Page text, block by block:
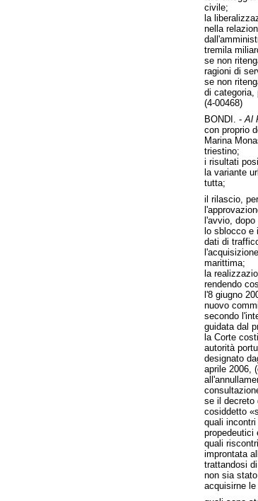
civile;
la
nella
tremila
se non
ragioni di
se non
di categoria,
(4-00468)
BONDI. - Al
con proprio
Marina
triestino;
i risultati
la variante
tutta;
il rilascio,
l'avvio, dopo
lo sblocco e
dati di
marittima;
la
rendendo
l'8 giugno
nuovo
secondo
guidata dal
la Corte
autorità
designato
aprile 2006,
se il decreto
cosiddetto
quali
propedeutici
quali
improntata
trattandosi
non sia
acquisirne